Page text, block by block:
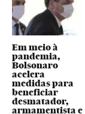
Em meio à
pandemia,
Bolsonaro
acelera
medidas para
beneficiar
desmatador,
armamentista e